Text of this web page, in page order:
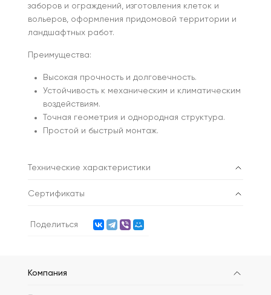
заборов и ограждений, изготовления клеток и
вольеров, оформления придомовой территории и
ландшафтных работ.
Преимущества:
Высокая прочность и долговечность.
Устойчивость к механическим и климатическим
воздействиям.
Точная геометрия и однородная структура.
Простой и быстрый монтаж.
Технические характеристики
Сертификаты
Поделиться
Компания